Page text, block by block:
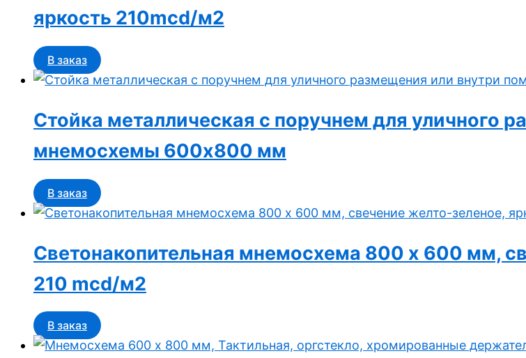
яркость 210mcd/м2
В заказ
Стойка металлическая с поручнем для уличного
мнемосхемы 600х800 мм
В заказ
Светонакопительная мнемосхема 800 x 600 мм,
210 mcd/м2
В заказ